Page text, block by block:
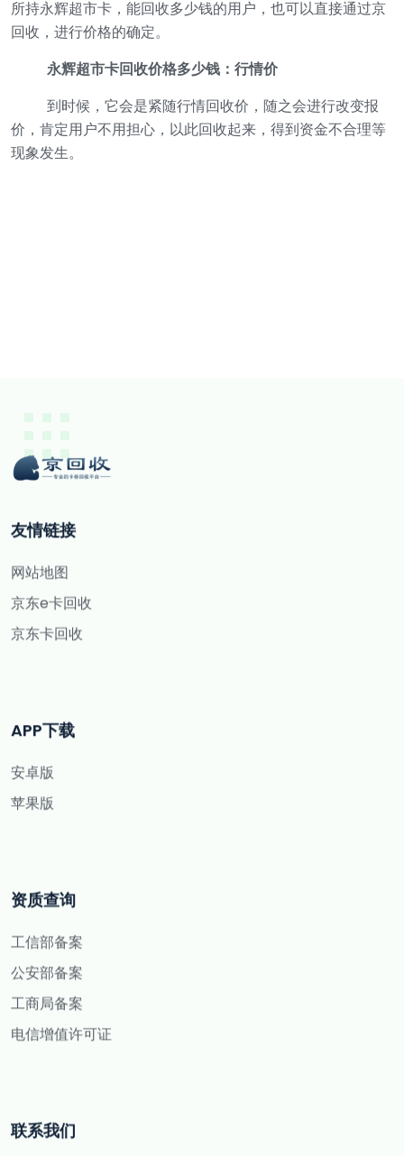
所持永辉超市卡，能回收多少钱的用户，也可以直接通过京
回收，进行价格的确定。
永辉超市卡回收价格多少钱：行情价
到时候，它会是紧随行情回收价，随之会进行改变报
价，肯定用户不用担心，以此回收起来，得到资金不合理等
现象发生。
友情链接
网站地图
京东e卡回收
京东卡回收
APP下载
安卓版
苹果版
资质查询
工信部备案
公安部备案
工商局备案
电信增值许可证
联系我们